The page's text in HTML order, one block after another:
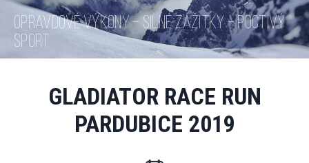
OPRAVDOVÉ VÝKONY – SILNÉ ZÁŽITKY – POCTIVÝ
SPORT
GLADIATOR RACE RUN
PARDUBICE 2019